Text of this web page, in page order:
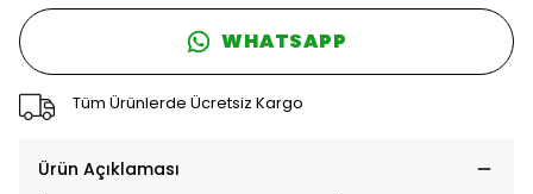
WHATSAPP
Tüm Ürünlerde Ücretsiz Kargo
Ürün Açıklaması